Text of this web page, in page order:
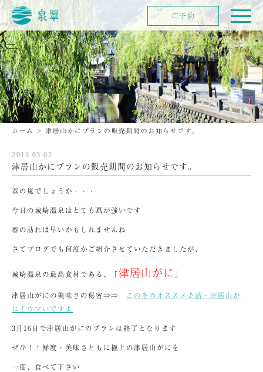
ホーム > 津居山かにプランの販売期間のお知らせです。
2013.03.02
津居山かにプランの販売期間のお知らせです。
春の嵐でしょうか・・・
今日の城崎温泉はとても風が強いです
春の訪れは早いかもしれませんね
さてブログでも何度かご紹介させていただきましたが、
城崎温泉の最高食材である、「津居山がに 」
津居山がにの美味さの秘密⇒⇒
この冬のオススメ♪活・津居山が
に！ウマいですよ
3月16日で津居山がにのプランは終了となります
ぜひ！！鮮度・美味さともに極上の津居山がにを
一度、食べて下さい
ご予約